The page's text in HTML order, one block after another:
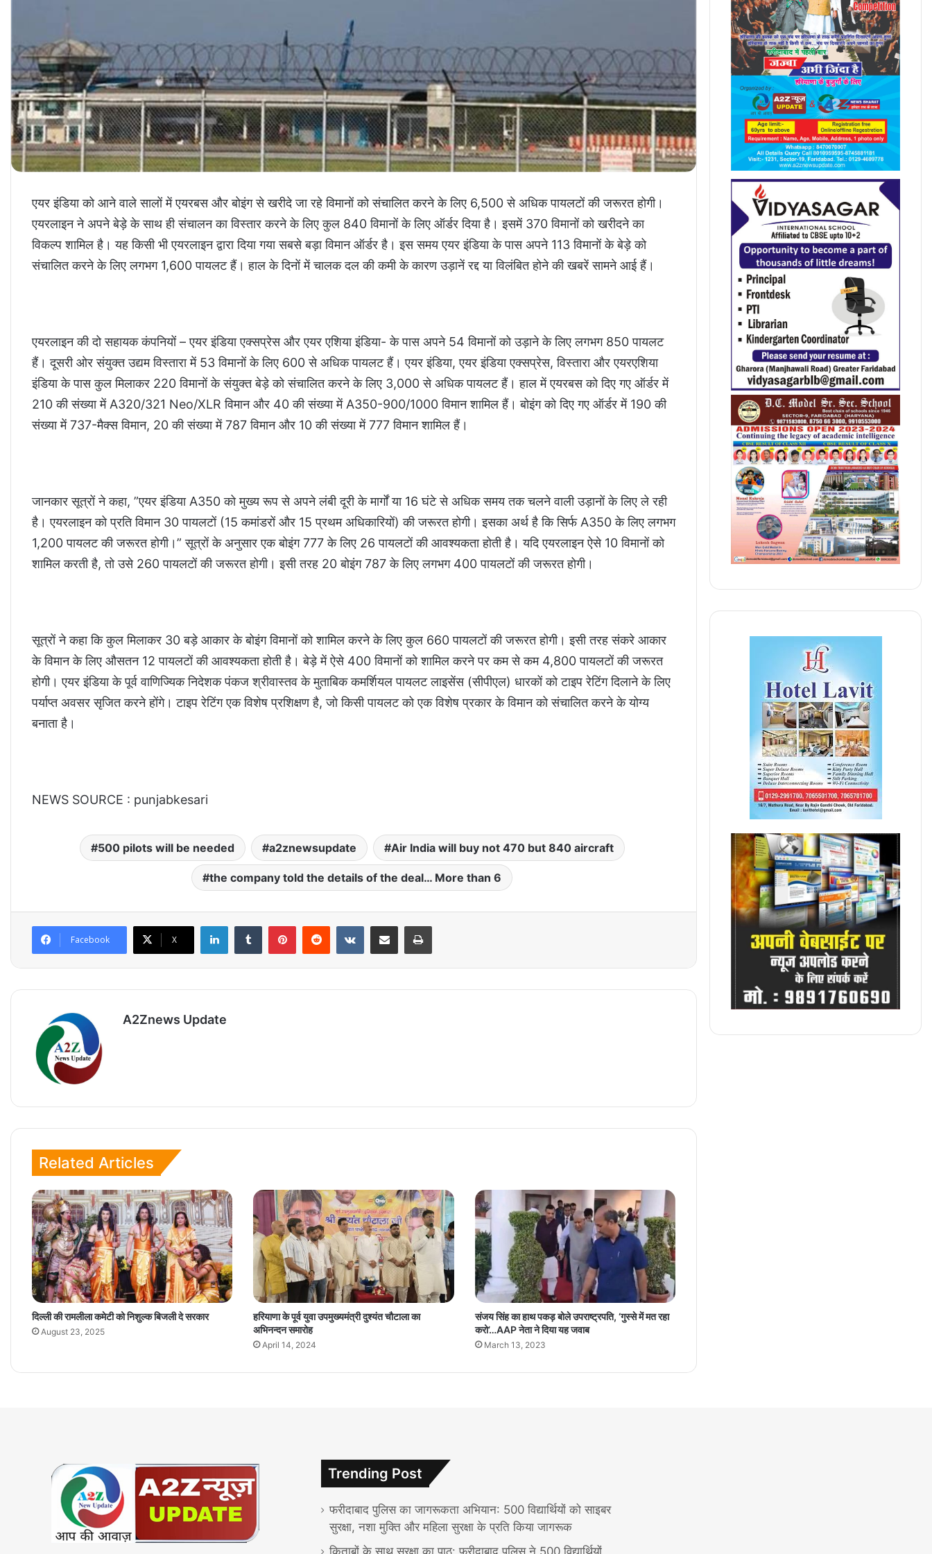
एयर इंडिया को आने वाले सालों में एयरबस और बोइंग से खरीदे जा रहे विमानों को संचालित करने के लिए 6,500 से अधिक पायलटों की जरूरत होगी।
एयरलाइन ने अपने बेड़े के साथ ही संचालन का विस्तार करने के लिए कुल 840 विमानों के लिए ऑर्डर दिया है। इसमें 370 विमानों को खरीदने का
विकल्प शामिल है। यह किसी भी एयरलाइन द्वारा दिया गया सबसे बड़ा विमान ऑर्डर है। इस समय एयर इंडिया के पास अपने 113 विमानों के बेड़े को
संचालित करने के लिए लगभग 1,600 पायलट हैं। हाल के दिनों में चालक दल की कमी के कारण उड़ानें रद्द या विलंबित होने की खबरें सामने आई हैं।
एयरलाइन की दो सहायक कंपनियों – एयर इंडिया एक्सप्रेस और एयर एशिया इंडिया- के पास अपने 54 विमानों को उड़ाने के लिए लगभग 850 पायलट
हैं। दूसरी ओर संयुक्त उद्यम विस्तारा में 53 विमानों के लिए 600 से अधिक पायलट हैं। एयर इंडिया, एयर इंडिया एक्सप्रेस, विस्तारा और एयरएशिया
इंडिया के पास कुल मिलाकर 220 विमानों के संयुक्त बेड़े को संचालित करने के लिए 3,000 से अधिक पायलट हैं। हाल में एयरबस को दिए गए ऑर्डर में
210 की संख्या में A320/321 Neo/XLR विमान और 40 की संख्या में A350-900/1000 विमान शामिल हैं। बोइंग को दिए गए ऑर्डर में 190 की
संख्या में 737-मैक्स विमान, 20 की संख्या में 787 विमान और 10 की संख्या में 777 विमान शामिल हैं।
जानकार सूत्रों ने कहा, ”एयर इंडिया A350 को मुख्य रूप से अपने लंबी दूरी के मार्गों या 16 घंटे से अधिक समय तक चलने वाली उड़ानों के लिए ले रही
है। एयरलाइन को प्रति विमान 30 पायलटों (15 कमांडरों और 15 प्रथम अधिकारियों) की जरूरत होगी। इसका अर्थ है कि सिर्फ A350 के लिए लगभग
1,200 पायलट की जरूरत होगी।” सूत्रों के अनुसार एक बोइंग 777 के लिए 26 पायलटों की आवश्यकता होती है। यदि एयरलाइन ऐसे 10 विमानों को
शामिल करती है, तो उसे 260 पायलटों की जरूरत होगी। इसी तरह 20 बोइंग 787 के लिए लगभग 400 पायलटों की जरूरत होगी।
सूत्रों ने कहा कि कुल मिलाकर 30 बड़े आकार के बोइंग विमानों को शामिल करने के लिए कुल 660 पायलटों की जरूरत होगी। इसी तरह संकरे आकार
के विमान के लिए औसतन 12 पायलटों की आवश्यकता होती है। बेड़े में ऐसे 400 विमानों को शामिल करने पर कम से कम 4,800 पायलटों की जरूरत
होगी। एयर इंडिया के पूर्व वाणिज्यिक निदेशक पंकज श्रीवास्तव के मुताबिक कमर्शियल पायलट लाइसेंस (सीपीएल) धारकों को टाइप रेटिंग दिलाने के लिए
पर्याप्त अवसर सृजित करने होंगे। टाइप रेटिंग एक विशेष प्रशिक्षण है, जो किसी पायलट को एक विशेष प्रकार के विमान को संचालित करने के योग्य
बनाता है।
NEWS SOURCE : punjabkesari
500 pilots will be needed a2znewsupdate Air India will buy not 470 but 840 aircraft
the company told the details of the deal… More than 6
Facebook X
A2Znews Update
Related Articles
दिल्ली की रामलीला कमेटी को निशुल्क बिजली दे सरकार
August 23, 2025
हरियाणा के पूर्व युवा उपमुख्यमंत्री दुश्यंत चौटाला का
अभिनन्दन समारोह
April 14, 2024
संजय सिंह का हाथ पकड़ बोले उपराष्ट्रपति, ‘गुस्से में मत रहा
करो’…AAP नेता ने दिया यह जवाब
March 13, 2023
Trending Post
फरीदाबाद पुलिस का जागरूकता अभियान: 500 विद्यार्थियों को साइबर
सुरक्षा, नशा मुक्ति और महिला सुरक्षा के प्रति किया जागरूक